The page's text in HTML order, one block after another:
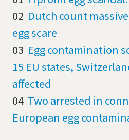
02 Dutch count
egg scare
03 Egg contamination
15 EU states,
affected
04 Two arrested in
European egg